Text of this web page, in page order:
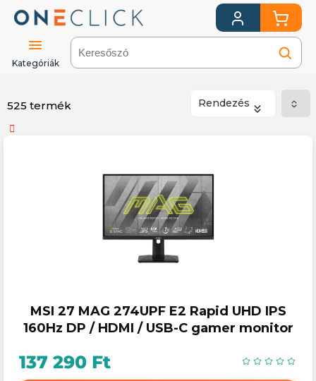
Kategóriák
525 termék Rendezés
MSI 27 MAG 274UPF E2 Rapid UHD IPS
160Hz DP / HDMI / USB-C gamer monitor
137 290 Ft